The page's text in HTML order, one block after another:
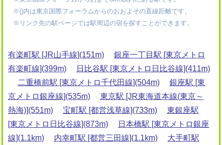
※()内は東京国際フォーラムからのおおよその直線距離です。
※リンク先の駅ページでは駅周辺の宿を探すことができます。
有楽町駅 [JR山手線](151m)
銀座一丁目駅 [東京メトロ
有楽町線](399m)
日比谷駅 [東京メトロ日比谷線](411m)
二重橋前駅 [東京メトロ千代田線](504m)
銀座駅 [東
京メトロ銀座線](535m)
東京駅 [JR東海道本線(東京～
熱海)](551m)
宝町駅 [都営浅草線](733m)
東銀座駅
[東京メトロ日比谷線](873m)
日本橋駅 [東京メトロ銀座
線](1.1km)
内幸町駅 [都営三田線](1.1km)
大手町駅